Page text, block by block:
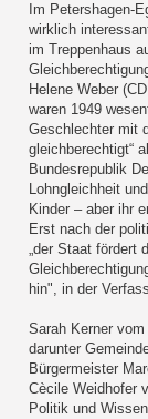
Im Petershagen-
wirklich
im Treppenhaus
Helene Weber
waren 1949
Geschlechter mit
gleichberechtigt“
Bundesrepublik
Lohngleichheit
Kinder – aber ihr
Erst nach der
„der Staat fördert
hin", in der
Sarah Kerner
darunter
Bürgermeister
Cècile Weidhofer
Politik und